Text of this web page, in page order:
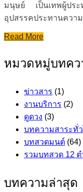
มนุษย์ เป็นเทพผู้ปร
อุปสรรคประทานความ
Read More
หมวดหมู่บทคว
ข่าวสาร (1)
งานบริการ (2)
ดูดวง (3)
บทความสาระทั่ว
บทสวดมนต์ (64)
รวมบทสวด 12
บทความล่าสุด